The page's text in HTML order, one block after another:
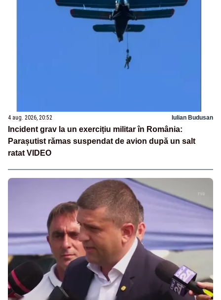
4 aug. 2026, 20:52 Iulian Budusan
Incident grav la un exercițiu militar în România:
Parașutist rămas suspendat de avion după un salt
ratat VIDEO